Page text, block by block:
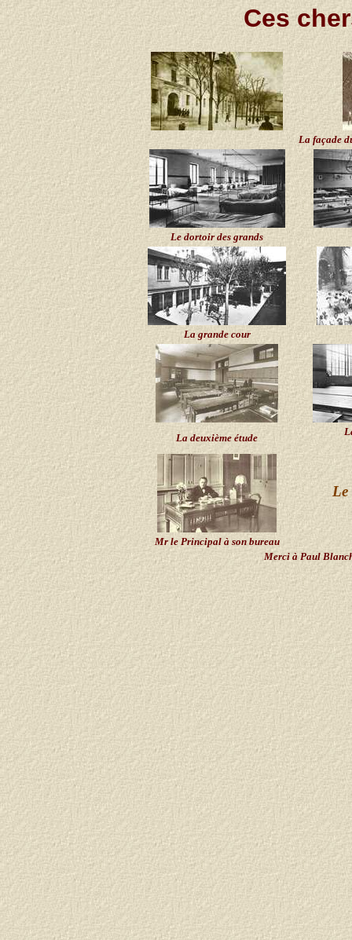
Ces
La façade
Le dortoir des grands
La grande cour
La deuxième étude
Le
Mr le Principal à son bureau
Merci à Paul